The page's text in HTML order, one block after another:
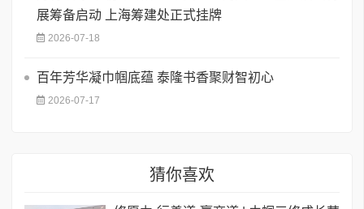
展筹备启动 上海筹建处正式挂牌
2026-07-18
百年芳华凝巾帼底蕴 泰隆书香聚财智初心
2026-07-17
猜你喜欢